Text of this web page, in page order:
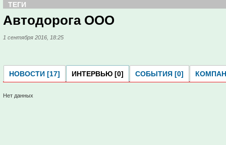
ТЕГИ
Автодорога ООО
1 сентября 2016, 18:25
НОВОСТИ [17] ИНТЕРВЬЮ [0] СОБЫТИЯ [0]
Нет данных